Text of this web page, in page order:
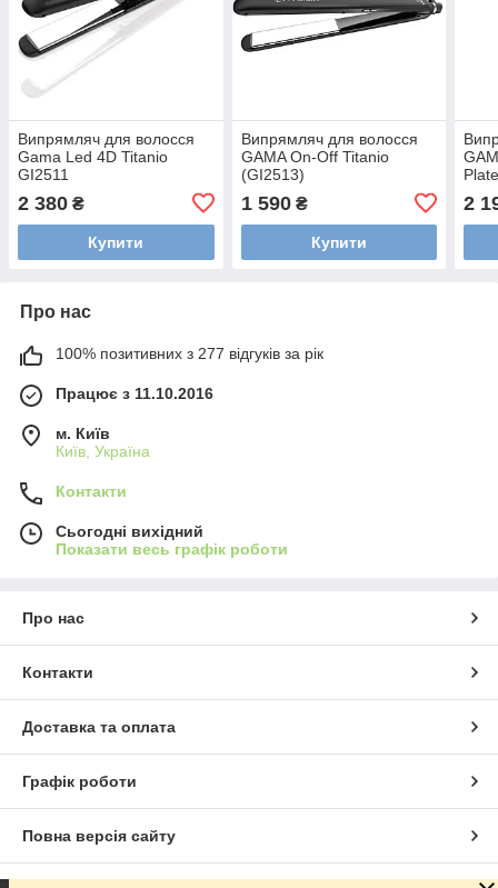
Випрямляч для волосся
Gama Led 4D Titanio
GI2511
2 380 ₴
Купити
Випрямляч для волосся
GAMA On-Off Titanio
(GI2513)
1 590₴
Купити
2
Про нас
100% позитивних з 277 відгуків за рік
Працює з 11.10.2016
м. Київ
Київ, Україна
Контакти
Сьогодні вихідний
Показати весь графік роботи
Про нас
Контакти
Доставка та оплата
Графік роботи
Повна версія сайту